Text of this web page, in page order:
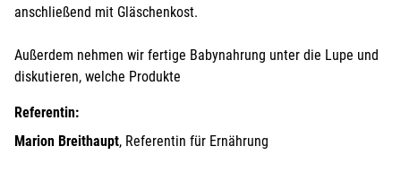
anschließend mit Gläschenkost.
Außerdem nehmen wir fertige Babynahrung unter die Lupe und
diskutieren, welche Produkte
Referentin:
Marion Breithaupt, Referentin für Ernährung